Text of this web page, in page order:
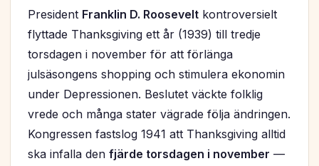
President Franklin D. Roosevelt kontroversielt
flyttade Thanksgiving ett år (1939) till tredje
torsdagen i november för att förlänga
julsäsongens shopping och stimulera ekonomin
under Depressionen. Beslutet väckte folklig
vrede och många stater vägrade följa ändringen.
Kongressen fastslog 1941 att Thanksgiving alltid
ska infalla den fjärde torsdagen i november —